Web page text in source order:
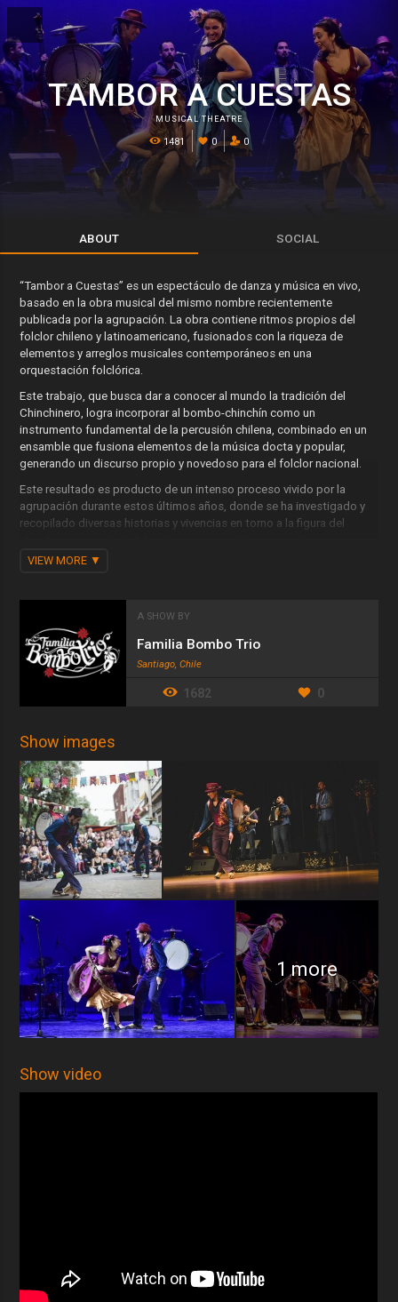
TAMBOR A CUESTAS
MUSICAL THEATRE
1481 0 0
ABOUT SOCIAL
“Tambor a Cuestas” es un espectáculo de danza y música en vivo,
basado en la obra musical del mismo nombre recientemente
publicada por la agrupación. La obra contiene ritmos propios del
folclor chileno y latinoamericano, fusionados con la riqueza de
elementos y arreglos musicales contemporáneos en una
orquestación folclórica.
Este trabajo, que busca dar a conocer al mundo la tradición del
Chinchinero, logra incorporar al bombo-chinchín como un
instrumento fundamental de la percusión chilena, combinado en un
ensamble que fusiona elementos de la música docta y popular,
generando un discurso propio y novedoso para el folclor nacional.
Este resultado es producto de un intenso proceso vivido por la
agrupación durante estos últimos años, donde se ha investigado y
recopilado diversas historias y vivencias en torno a la figura del
dancísticamente desde una visión escénica innovadora que logra
VIEW MORE
A SHOW BY
Familia Bombo Trio
Santiago, Chile
1682 0
Show images
1 more
Show video